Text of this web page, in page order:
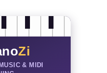
Zi
& MIDI